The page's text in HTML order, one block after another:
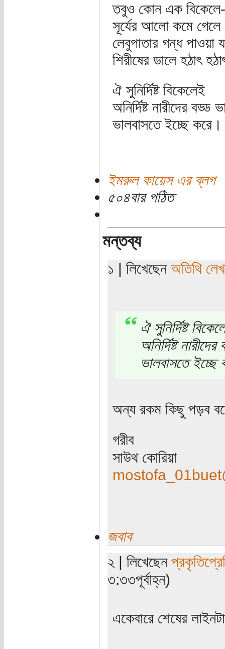
তবুও কোন এক বিকেলে-
সূর্যের আলো কমে গেলে
লেবুপাতার গন্ধ পাওয়া
শিরীষের ডালে হঠাৎ
ঐ সুনির্দিষ্ট বিকেলেই
অনির্দিষ্ট নারীদের
ভালবাসতে ইচ্ছে করে।
ইমরুল কায়েস এর ব্লগ
৫০৪বার পঠিত
মন্তব্য
১ | লিখেছেন অতিথি
ঐ সুনির্দিষ্ট
অনির্দিষ্ট
ভালবাসতে ইচ্ছে
অন্য রকম কিছু পড়ব
গরীব
সাউথ কোরিয়া
জবাব
২ | লিখেছেন
৩:৩৩পূর্বাহ্ন)
একেবারে শেষের